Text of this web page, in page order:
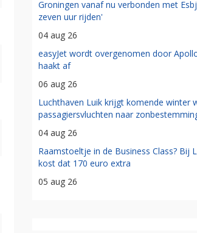
Groningen vanaf nu verbonden met
zeven uur rijden'
04 aug 26
easyJet wordt overgenomen door
haakt af
06 aug 26
Luchthaven Luik krijgt komende winter
passagiersvluchten naar
04 aug 26
Raamstoeltje in de Business Class? Bij
kost dat 170 euro extra
05 aug 26